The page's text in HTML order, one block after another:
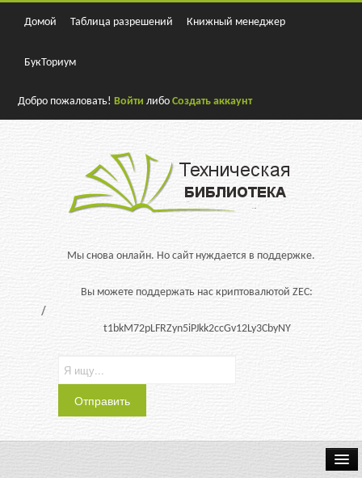
Домой Таблица разрешений Книжный менеджер
БукТориум
Добро пожаловать!Войти либоСоздать аккаунт
Мы снова онлайн. Но сайт нуждается в поддержке.
Вы можете поддержать нас криптовалютой ZEC:
t1bkM72pLFRZyn5iPJkk2ccGv12Ly3CbyNY